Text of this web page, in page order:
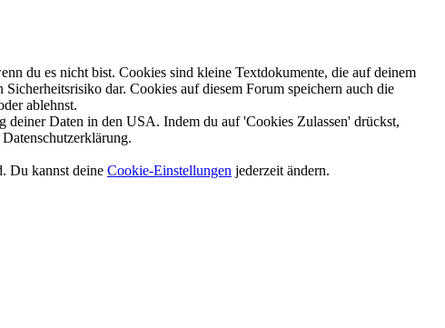
du es nicht bist. Cookies sind kleine Textdokumente, die auf deinem
dar. Cookies auf diesem Forum speichern auch die
ablehnst.
deiner Daten in den USA. Indem du auf 'Cookies Zulassen' drückst,
Du kannst deine Cookie-Einstellungen jederzeit ändern.